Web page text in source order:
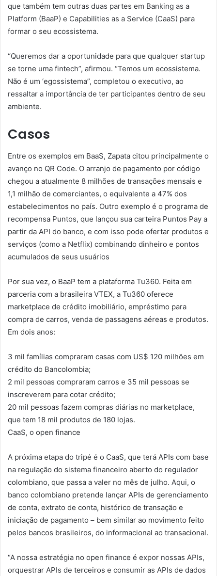
que também tem outras duas partes em Banking as a
Platform (BaaP) e Capabilities as a Service (CaaS) para
formar o seu ecossistema.
“Queremos dar a oportunidade para que qualquer startup
se torne uma fintech”, afirmou. “Temos um ecossistema.
Não é um ‘egossistema”, completou o executivo, ao
ressaltar a importância de ter participantes dentro de seu
ambiente.
Casos
Entre os exemplos em BaaS, Zapata citou principalmente o
avanço no QR Code. O arranjo de pagamento por código
chegou a atualmente 8 milhões de transações mensais e
1,1 milhão de comerciantes, o equivalente a 47% dos
estabelecimentos no país. Outro exemplo é o programa de
recompensa Puntos, que lançou sua carteira Puntos Pay a
partir da API do banco, e com isso pode ofertar produtos e
serviços (como a Netflix) combinando dinheiro e pontos
acumulados de seus usuários
Por sua vez, o BaaP tem a plataforma Tu360. Feita em
parceria com a brasileira VTEX, a Tu360 oferece
marketplace de crédito imobiliário, empréstimo para
compra de carros, venda de passagens aéreas e produtos.
Em dois anos:
3 mil famílias compraram casas com US$ 120 milhões em
crédito do Bancolombia;
2 mil pessoas compraram carros e 35 mil pessoas se
inscreverem para cotar crédito;
20 mil pessoas fazem compras diárias no marketplace,
que tem 18 mil produtos de 180 lojas.
CaaS, o open finance
A próxima etapa do tripé é o CaaS, que terá APIs com base
na regulação do sistema financeiro aberto do regulador
colombiano, que passa a valer no mês de julho. Aqui, o
banco colombiano pretende lançar APIs de gerenciamento
de conta, extrato de conta, histórico de transação e
iniciação de pagamento – bem similar ao movimento feito
pelos bancos brasileiros, do informacional ao transacional.
“A nossa estratégia no open finance é expor nossas APIs,
orquestrar APIs de terceiros e consumir as APIs de dados